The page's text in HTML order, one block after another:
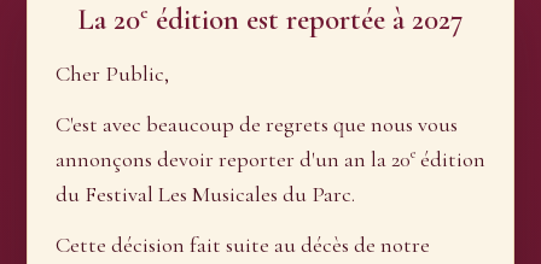
La 20e édition est reportée à 2027
Cher Public,
C'est avec beaucoup de regrets que nous vous
annonçons devoir reporter d'un an la 20eédition
du Festival Les Musicales du Parc.
Cette décision fait suite au décès de notre